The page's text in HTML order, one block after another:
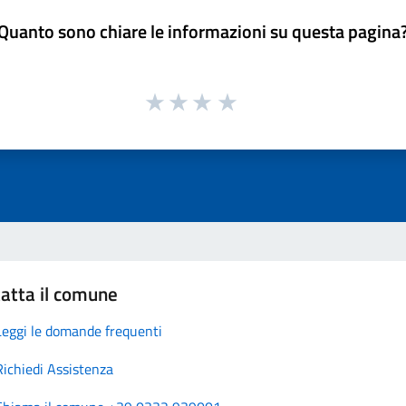
sono chiare le informazioni su questa
il comune
le domande frequenti
Assistenza